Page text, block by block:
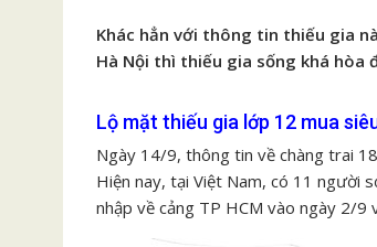
Khác hẳn với thông tin thiếu gia
Hà Nội thì thiếu gia sống khá hòa
Lộ mặt thiếu gia lớp 12 mua
Ngày 14/9, thông tin về chàng trai
Hiện nay, tại Việt Nam, có 11 người
nhập về cảng TP HCM vào ngày 2/9